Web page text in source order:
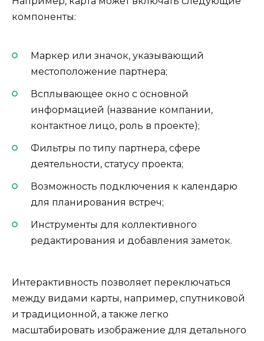
компоненты:
Маркер или значок, указывающий
местоположение партнера;
Всплывающее окно с основной
информацией (название компании,
контактное лицо, роль в проекте);
Фильтры по типу партнера, сфере
деятельности, статусу проекта;
Возможность подключения к календарю
для планирования встреч;
Инструменты для коллективного
редактирования и добавления заметок.
Интерактивность позволяет переключаться
между видами карты, например, спутниковой
и традиционной, а также легко
масштабировать изображение для детального